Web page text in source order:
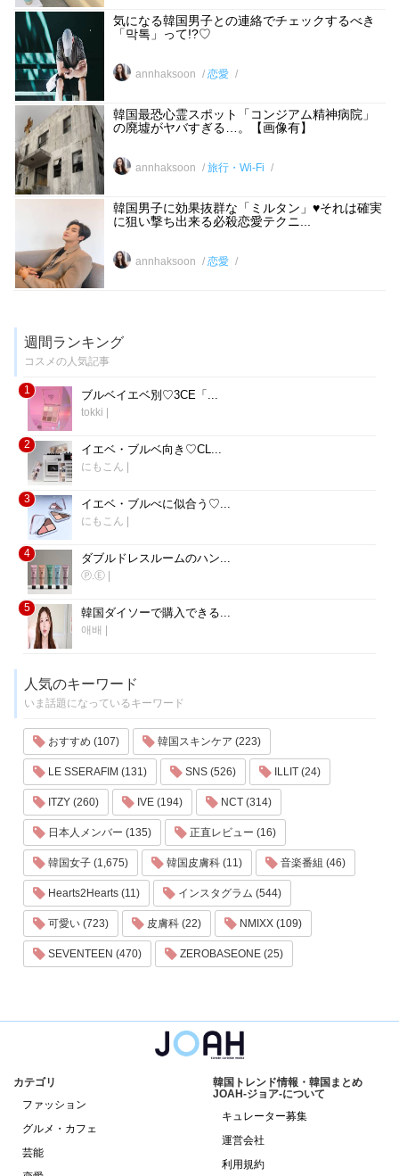
気になる韓国男子との連絡でチェックするべき
「막톡」って!?♡
annhaksoon 恋愛
韓国最恐心霊スポット「コンジアム精神病院」
の廃墟がヤバすぎる…。【画像有】
annhaksoon 旅行・Wi-Fi
韓国男子に効果抜群な「ミルタン」♥それは確実
に狙い撃ち出来る必殺恋愛テクニ...
annhaksoon 恋愛
週間ランキング
コスメの人気記事
1 ブルベイエベ別♡3CE「...
tokki
2 イエベ・ブルベ向き♡CL...
にもこん
3 イエベ・ブルべに似合う♡...
にもこん
4 ダブルドレスルームのハン...
Ⓟ.Ⓔ
5 韓国ダイソーで購入できる...
애배
人気のキーワード
いま話題になっているキーワード
おすすめ (107) 韓国スキンケア (223)
LE SSERAFIM (131) SNS (526) ILLIT (24)
ITZY (260) IVE (194) NCT (314)
日本人メンバー (135) 正直レビュー (16)
韓国女子 (1,675) 韓国皮膚科 (11) 音楽番組 (46)
Hearts2Hearts (11) インスタグラム (544)
可愛い (723) 皮膚科 (22) NMIXX (109)
SEVENTEEN (470) ZEROBASEONE (25)
カテゴリ
ファッション
グルメ・カフェ
芸能
韓国トレンド情報・韓国まとめ
JOAH-ジョア-について
キュレーター募集
運営会社
利用規約